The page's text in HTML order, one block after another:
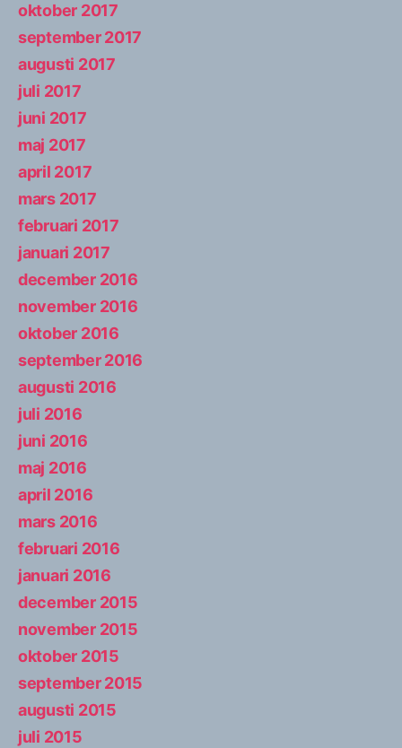
oktober 2017
september 2017
augusti 2017
juli 2017
juni 2017
maj 2017
april 2017
mars 2017
februari 2017
januari 2017
december 2016
november 2016
oktober 2016
september 2016
augusti 2016
juli 2016
juni 2016
maj 2016
april 2016
mars 2016
februari 2016
januari 2016
december 2015
november 2015
oktober 2015
september 2015
augusti 2015
juli 2015